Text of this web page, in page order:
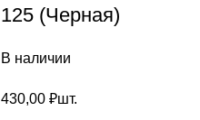
125 (Черная)
В наличии
430,00 ₽шт.